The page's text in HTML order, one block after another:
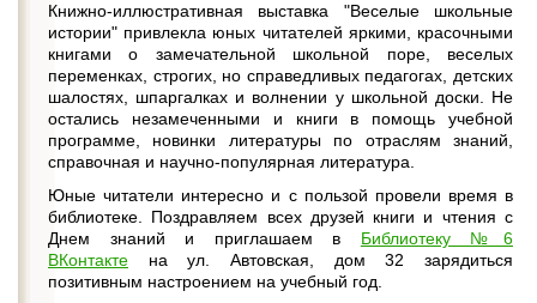
Книжно-иллюстративная выставка "Веселые школьные
истории" привлекла юных читателей яркими, красочными
книгами о замечательной школьной поре, веселых
переменках, строгих, но справедливых педагогах, детских
шалостях, шпаргалках и волнении у школьной доски. Не
остались незамеченными и книги в помощь учебной
программе, новинки литературы по отраслям знаний,
справочная и научно-популярная литература.
Юные читатели интересно и с пользой провели время в
библиотеке. Поздравляем всех друзей книги и чтения с
Днем знаний и приглашаем в Библиотеку №6
ВКонтакте на ул. Автовская, дом 32 зарядиться
позитивным настроением на учебный год.